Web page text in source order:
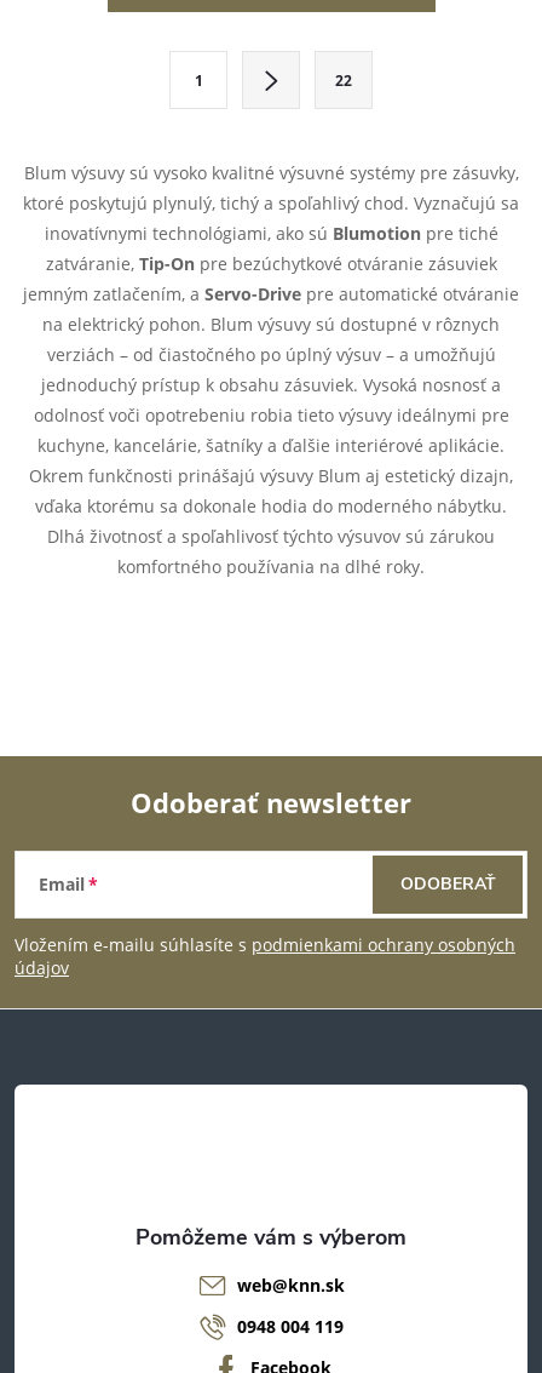
d
a
i
p
p
s
á
n
v
1 22
Blum výsuvy sú vysoko kvalitné výsuvné systémy pre zásuvky,
ktoré poskytujú plynulý, tichý a spoľahlivý chod. Vyznačujú sa
inovatívnymi technológiami, ako sú Blumotionpre tiché
zatváranie, Tip-Onpre bezúchytkové otváranie zásuviek
jemným zatlačením, a Servo-Drive pre automatické otváranie
na elektrický pohon. Blum výsuvy sú dostupné v rôznych
verziách – od čiastočného po úplný výsuv – a umožňujú
jednoduchý prístup k obsahu zásuviek. Vysoká nosnosť a
odolnosť voči opotrebeniu robia tieto výsuvy ideálnymi pre
kuchyne, kancelárie, šatníky a ďalšie interiérové aplikácie.
Okrem funkčnosti prinášajú výsuvy Blum aj estetický dizajn,
vďaka ktorému sa dokonale hodia do moderného nábytku.
Dlhá životnosť a spoľahlivosť týchto výsuvov sú zárukou
komfortného používania na dlhé roky.
Z
á
p
t
Odoberať newsletter
Email
Vložením e-mailu súhlasíte s podmienkami ochrany osobných
údajov
ODOBERAŤ
web@knn.sk
0948 004 119
Facebook